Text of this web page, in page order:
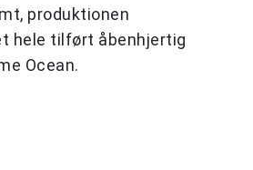
produktionen
hele tilført åbenhjertig
Ocean.